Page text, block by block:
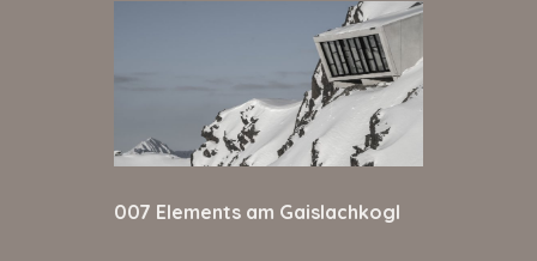
007 Elements am Gaislachkogl